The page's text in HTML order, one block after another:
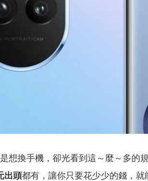
換手機，卻光看到這～麼～多的
出頭都有，讓你只要花少少的錢，就